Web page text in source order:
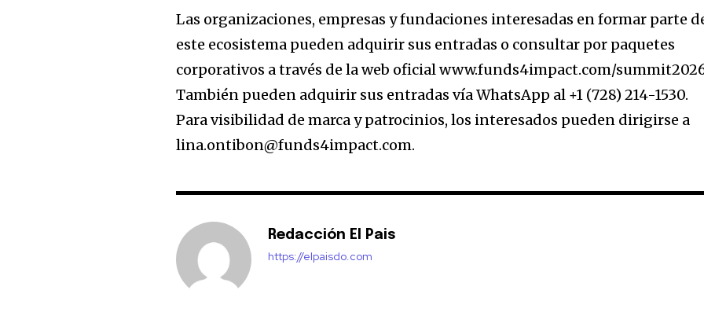
Las organizaciones, empresas y fundaciones interesadas en formar parte
este ecosistema pueden adquirir sus entradas o consultar por paquetes
corporativos a través de la web oficial www.funds4impact.com/
También pueden adquirir sus entradas vía WhatsApp al +1 (728) 214-1530.
Para visibilidad de marca y patrocinios, los interesados pueden dirigirse a
lina.ontibon@funds4impact.com.
Redacción El Pais
https://elpaisdo.com